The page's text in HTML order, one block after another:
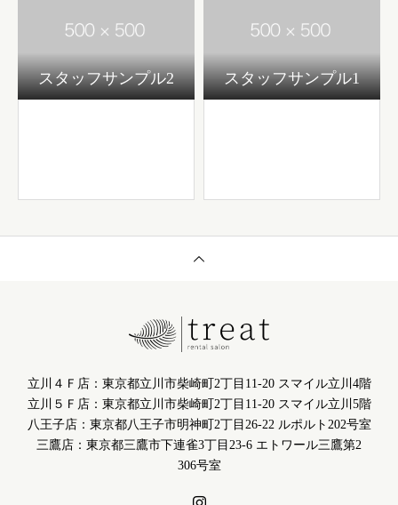
スタッフサンプル2 スタッフサンプル1
立川４Ｆ店：東京都立川市柴崎町2丁目11-20 スマイル立川4階
立川５Ｆ店：東京都立川市柴崎町2丁目11-20 スマイル立川5階
八王子店：東京都八王子市明神町2丁目26-22 ルポルト202号室
三鷹店：東京都三鷹市下連雀3丁目23-6 エトワール三鷹第2
306号室